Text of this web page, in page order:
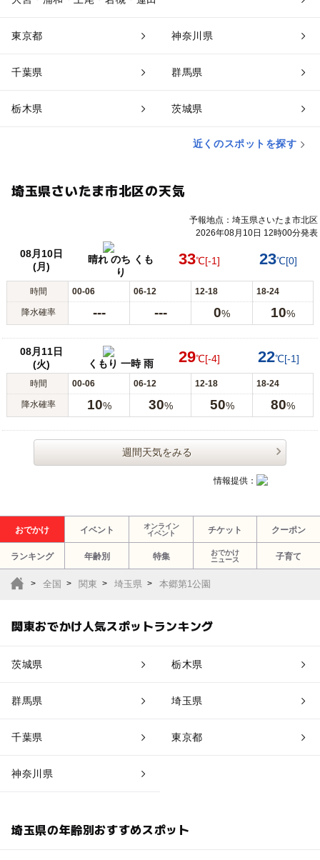
東京都 神奈川県
千葉県 群馬県
栃木県 茨城県
近くのスポットを探す
埼玉県さいたま市北区の天気
予報地点：埼玉県さいたま市北区
2026年08月10日 12時00分発表
08月10日
(月)
晴れ のち くも
り
33℃[-1] 23℃[0]
時間 00-06 06-12 12-18 18-24
降水確率 --- --- 0% 10%
08月11日
(火)
くもり 一時 雨 29℃[-4] 22℃[-1]
時間 00-06 06-12 12-18 18-24
降水確率 10% 30% 50% 80%
週間天気をみる
情報提供：
おでかけ イベント
オンライン
イベント
チケット クーポン
ランキング 年齢別 特集
おでかけ
ニュース
子育て
全国 関東 埼玉県 本郷第1公園
関東おでかけ人気スポットランキング
茨城県 栃木県
群馬県 埼玉県
千葉県 東京都
神奈川県
埼玉県の年齢別おすすめスポット